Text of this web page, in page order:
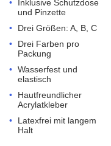
Inklusive Schutzdose
und Pinzette
Drei Größen: A, B, C
Drei Farben pro
Packung
Wasserfest und
elastisch
Hautfreundlicher
Acrylatkleber
Latexfrei mit langem
Halt